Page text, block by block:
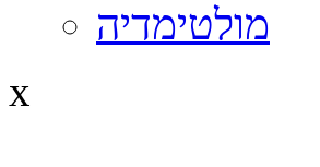
מולטימדיה
x